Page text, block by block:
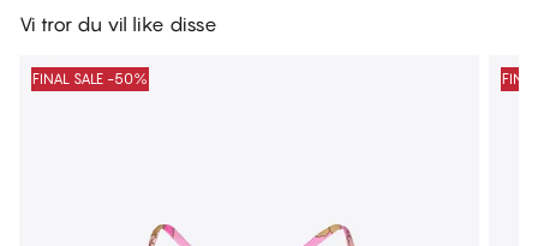
Vi tror du vil like disse
FINAL SALE -50%